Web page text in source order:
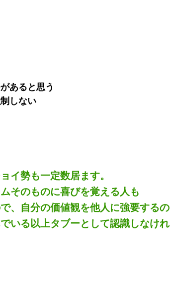
あると思う
しない
イ勢も一定数居ます。
そのものに喜びを覚える人も
、自分の価値観を他人に強要するの
いる以上タブーとして認識しなけれ